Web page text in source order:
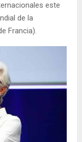
este
de la
Francia).